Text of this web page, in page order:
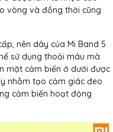
vòng và đồng thời cũng
nên dây của Mi Band 5
sử dụng thoải máu mà
mặt cảm biến ở dưới được
nhằm tạo cảm giác đeo
cảm biến hoạt động